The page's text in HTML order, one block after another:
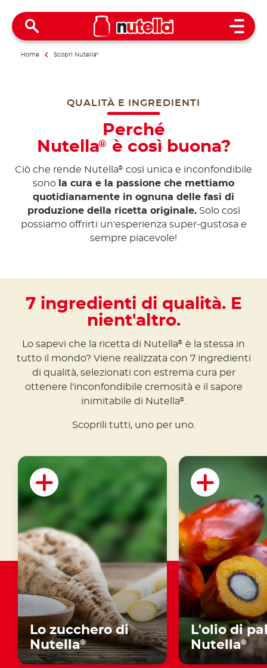
Open
Home Scopri Nutella®
QUALITÀ E INGREDIENTI
Perché
Nutella® è così buona?
Ciò che rende Nutella® così unica e inconfondibile
sono la cura e la passione che mettiamo
quotidianamente in ognuna delle fasi di
produzione della ricetta originale.Solo così
possiamo offrirti un'esperienza super-gustosa e
sempre piacevole!
7 ingredienti di qualità. E
nient'altro.
Lo sapevi che la ricetta di Nutella® è la stessa in
tutto il mondo? Viene realizzata con 7 ingredienti
di qualità, selezionati con estrema cura per
ottenere l'inconfondibile cremosità e il sapore
inimitabile di Nutella®
Scoprili tutti, uno per uno.
Lo zucchero di
Nutella®
L'olio di
Nutella®